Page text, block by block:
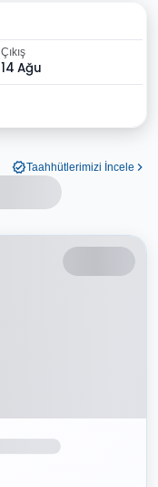
Çıkış
14 Ağu
Taahhütlerimizi İncele